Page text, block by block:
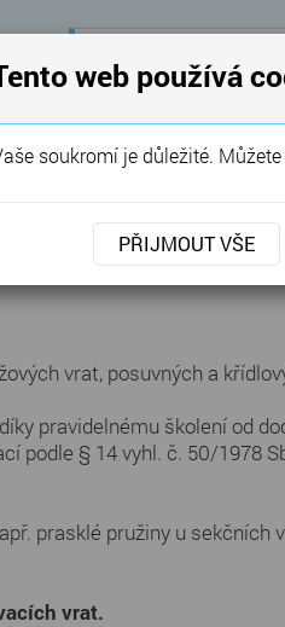
Garážová vrata,
SERVIS
vrat, posuvných a
pravidelnému školení od
podle § 14 vyhl. č. 50/1978
prasklé pružiny u
vrat.
web používá
soukromí je důležité.
PŘIJMOUT VŠE